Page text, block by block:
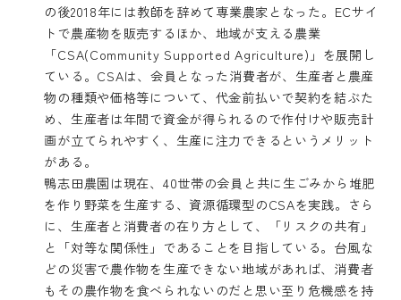
の後2018年には教師を辞めて専業農家となった。ECサイ
トで農産物を販売するほか、地域が支える農業
「CSA(Community Supported Agriculture)」を展開し
ている。CSAは、会員となった消費者が、生産者と農産
物の種類や価格等について、代金前払いで契約を結ぶた
め、生産者は年間で資金が得られるので作付けや販売計
画が立てられやすく、生産に注力できるというメリット
がある。
鴨志田農園は現在、40世帯の会員と共に生ごみから堆肥
を作り野菜を生産する、資源循環型のCSAを実践。さら
に、生産者と消費者の在り方として、「リスクの共有」
と「対等な関係性」であることを目指している。台風な
どの災害で農作物を生産できない地域があれば、消費者
もその農作物を食べられないのだと思い至り危機感を持